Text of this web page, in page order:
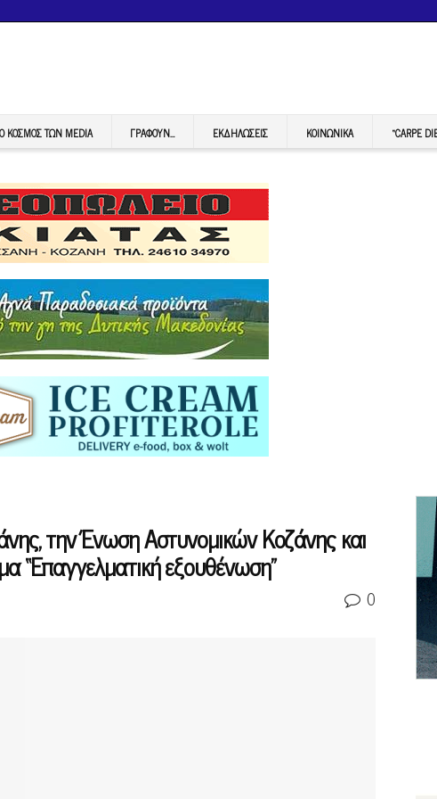
Ο ΚΟΣΜΟΣ ΤΩΝ MEDIA ΓΡΆΦΟΥΝ… ΕΚΔΗΛΏΣΕΙΣ ΚΟΙΝΩΝΙΚΆ “CARPE
την Ένωση Αστυνομικών Κοζάνης και
“Επαγγελματική εξουθένωση”
0